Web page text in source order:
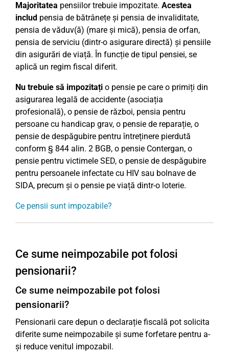
Majoritatea pensiilor trebuie impozitate. Acestea
includ pensia de bătrânețe și pensia de invaliditate,
pensia de văduv(ă) (mare și mică), pensia de orfan,
pensia de serviciu (dintr-o asigurare directă) și pensiile
din asigurări de viață. În funcție de tipul pensiei, se
aplică un regim fiscal diferit.
Nu trebuie să impozitați o pensie pe care o primiți din
asigurarea legală de accidente (asociația
profesională), o pensie de război, pensia pentru
persoane cu handicap grav, o pensie de reparație, o
pensie de despăgubire pentru întreținere pierdută
conform § 844 alin. 2 BGB, o pensie Contergan, o
pensie pentru victimele SED, o pensie de despăgubire
pentru persoanele infectate cu HIV sau bolnave de
SIDA, precum și o pensie pe viață dintr-o loterie.
Ce pensii sunt impozabile?
Ce sume neimpozabile pot folosi
pensionarii?
Ce sume neimpozabile pot folosi
pensionarii?
Pensionarii care depun o declarație fiscală pot solicita
diferite sume neimpozabile și sume forfetare pentru a-
și reduce venitul impozabil.